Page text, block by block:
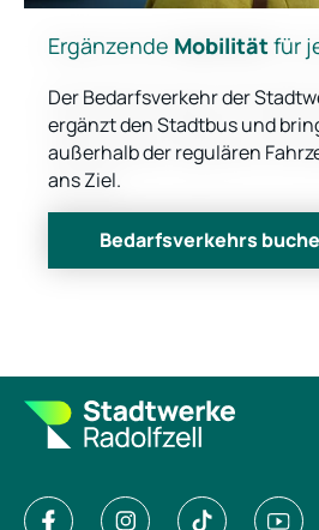
Ergänzende Mobilitätfür
Der Bedarfsverkehr der
ergänzt den Stadtbus und
außerhalb der regulären
ans Ziel.
Bedarfsverkehrs